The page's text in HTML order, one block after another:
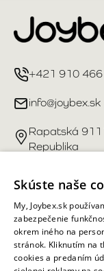
+421 910
info@joybex.sk
Rapatská 911
Republika
Užitočné
Účet
Informácie
Skúste naše
My, Joybex.sk
zabezpečenie
okrem iného na
stránok. Kliknutím na
cookies a predaním